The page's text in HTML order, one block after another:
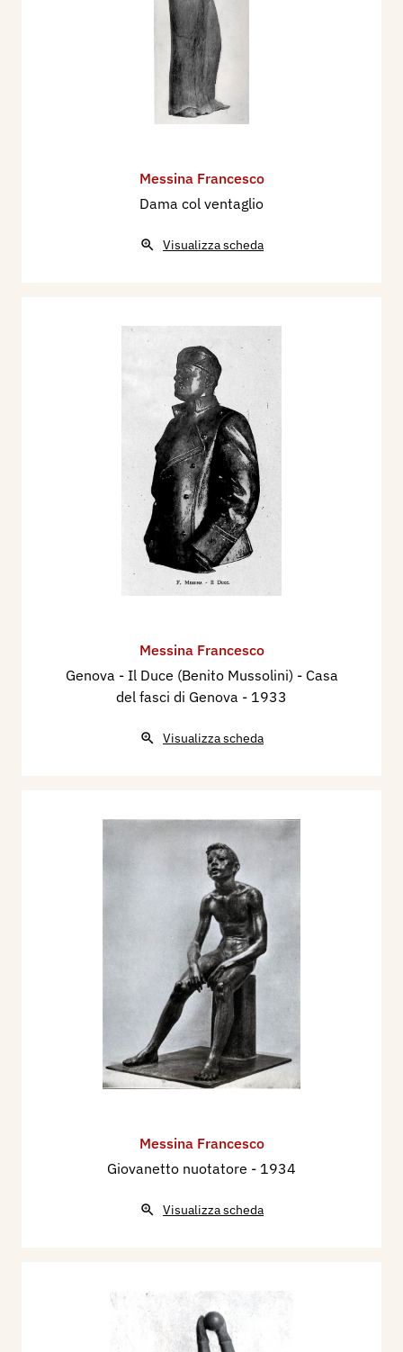
Messina Francesco
Dama col ventaglio
Visualizza scheda
Messina Francesco
Genova - Il Duce (Benito Mussolini) - Casa
del fasci di Genova - 1933
Visualizza scheda
Messina Francesco
Giovanetto nuotatore - 1934
Visualizza scheda